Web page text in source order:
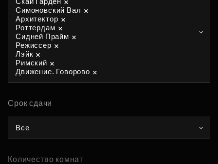
Симоновский Вал
Архитектор
Роттердам
Сидней Прайм
Режиссер
Лэйк
Римский
Движение. Говорово
Срок сдачи
Все
Количество комнат